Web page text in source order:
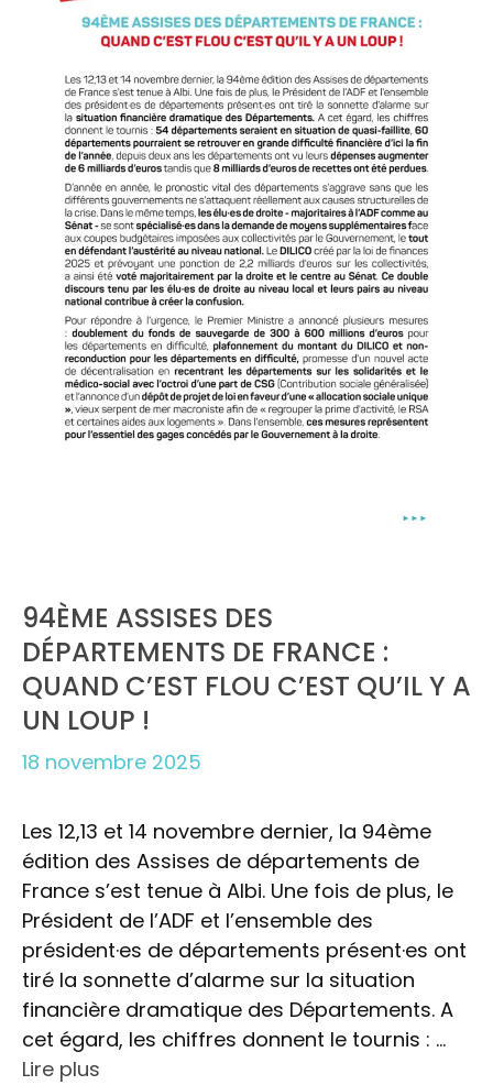
94ÈME ASSISES DES
DÉPARTEMENTS DE FRANCE :
QUAND C’EST FLOU C’EST QU’IL Y A
UN LOUP !
18 novembre 2025
Les 12,13 et 14 novembre dernier, la 94ème
édition des Assises de départements de
France s’est tenue à Albi. Une fois de plus, le
Président de l’ADF et l’ensemble des
président·es de départements présent·es ont
tiré la sonnette d’alarme sur la situation
financière dramatique des Départements. A
cet égard, les chiffres donnent le tournis : …
Lire plus